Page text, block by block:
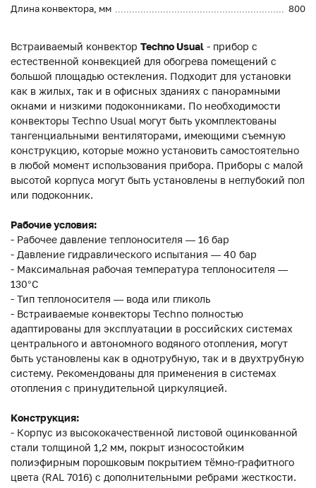
Длина конвектора, мм
800
Встраиваемый конвектор Techno Usual - прибор с
естественной конвекцией для обогрева помещений с
большой площадью остекления. Подходит для установки
как в жилых, так и в офисных зданиях с панорамными
окнами и низкими подоконниками. По необходимости
конвекторы Techno Usual могут быть укомплектованы
тангенциальными вентиляторами, имеющими съемную
конструкцию, которые можно установить самостоятельно
в любой момент использования прибора. Приборы с малой
высотой корпуса могут быть установлены в неглубокий пол
или подоконник.
Рабочие условия:
- Рабочее давление теплоносителя — 16 бар
- Давление гидравлического испытания — 40 бар
- Максимальная рабочая температура теплоносителя —
130°С
- Тип теплоносителя — вода или гликоль
- Встраиваемые конвекторы Techno полностью
адаптированы для эксплуатации в российских системах
центрального и автономного водяного отопления, могут
быть установлены как в однотрубную, так и в двухтрубную
систему. Рекомендованы для применения в системах
отопления с принудительной циркуляцией.
Конструкция:
- Корпус из высококачественной листовой оцинкованной
стали толщиной 1,2 мм, покрыт износостойким
полиэфирным порошковым покрытием тёмно-графитного
цвета (RAL 7016) с дополнительными ребрами жесткости.